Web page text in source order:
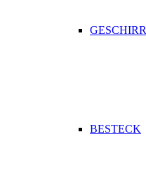
GESCHIRR
BESTECK